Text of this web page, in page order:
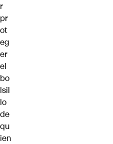
r
pr
ot
eg
er
el
bo
lsil
lo
de
qu
ien